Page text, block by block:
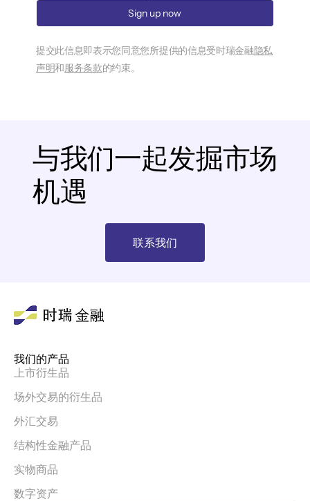
Sign up now
提交此信息即表示您同意您所提供的信息受时瑞金融隐私
声明和服务条款的约束。
与我们一起发掘市场
机遇
联系我们
我们的产品
上市衍生品
场外交易的衍生品
外汇交易
结构性金融产品
实物商品
数字资产